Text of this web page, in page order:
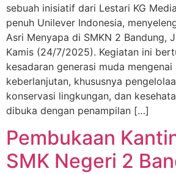
sebuah inisiatif dari Lestari KG
penuh Unilever Indonesia,
Asri Menyapa di SMKN 2 Bandung,
Kamis (24/7/2025). Kegiatan ini
kesadaran generasi muda mengenai
keberlanjutan, khususnya
konservasi lingkungan, dan
dibuka dengan penampilan […]
Pembukaan
SMK Negeri 2